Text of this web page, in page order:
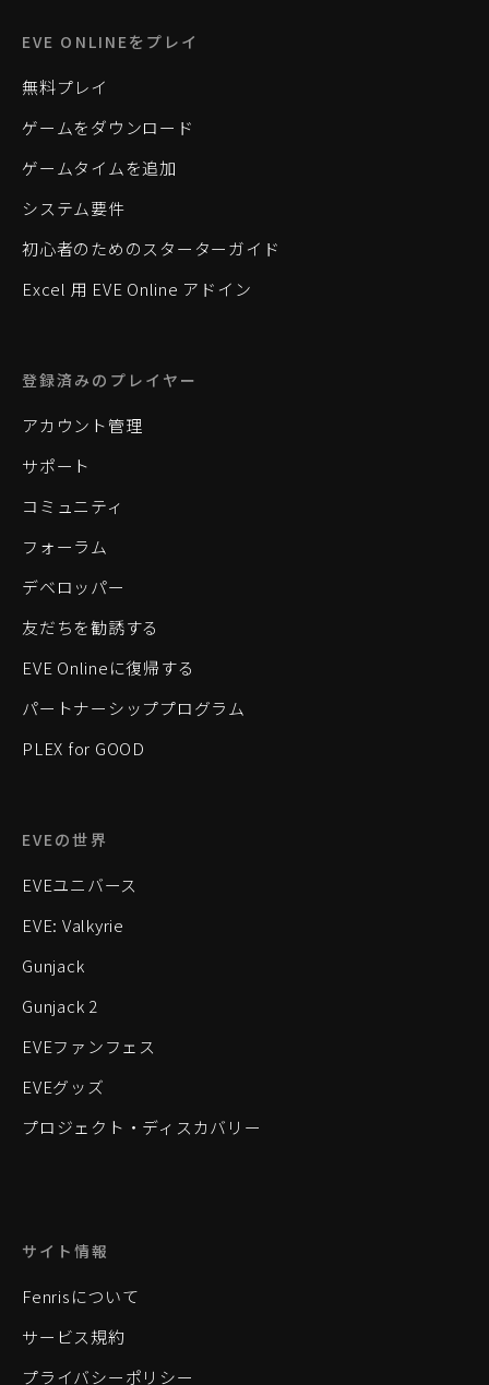
EVE ONLINEをプレイ
無料プレイ
ゲームをダウンロード
ゲームタイムを追加
システム要件
初心者のためのスターターガイド
Excel 用 EVE Online アドイン
登録済みのプレイヤー
アカウント管理
サポート
コミュニティ
フォーラム
デベロッパー
友だちを勧誘する
EVE Onlineに復帰する
パートナーシッププログラム
PLEX for GOOD
EVEの世界
EVEユニバース
EVE: Valkyrie
Gunjack
Gunjack 2
EVEファンフェス
EVEグッズ
プロジェクト・ディスカバリー
サイト情報
Fenrisについて
サービス規約
プライバシーポリシー